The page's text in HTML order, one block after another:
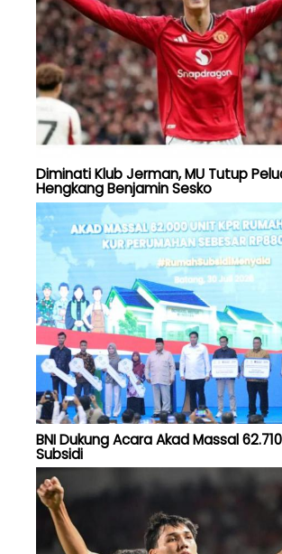
Diminati Klub Jerman, MU Tutup
Hengkang Benjamin Sesko
BNI Dukung Acara Akad Massal
Subsidi